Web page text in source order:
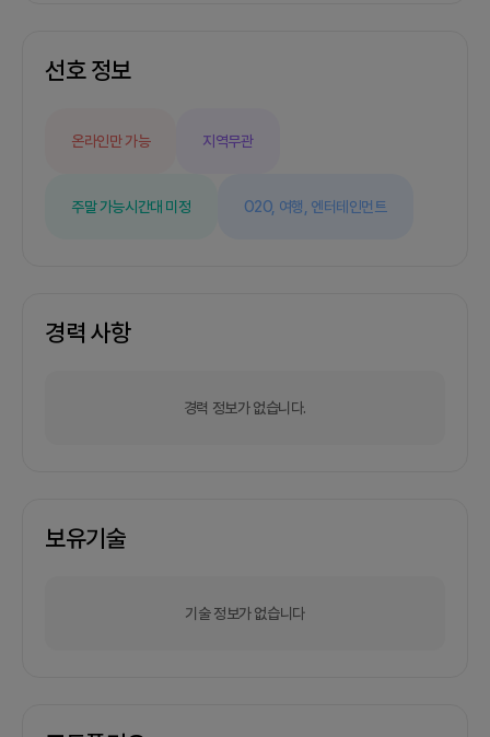
선호 정보
온라인만 가능 지역무관
주말 가능시간대 미정 O2O, 여행, 엔터테인먼트
경력 사항
경력 정보가 없습니다.
보유기술
기술 정보가 없습니다